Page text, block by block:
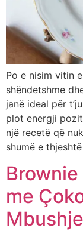
Po e nisim vitin
shëndetshme
janë ideal për
plot energji
një recetë që
shumë e
me